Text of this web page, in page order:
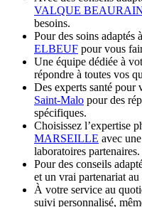
VALQUE
besoins.
Pour des soins adaptés
ELBEUF pour vous
Une équipe dédiée à
répondre à toutes vos
Des experts santé pour
Saint-Malo pour des
spécifiques.
Choisissez l’expertise
MARSEILLE avec
laboratoires partenaires.
Pour des conseils
et un vrai partenariat
À votre service au
suivi personnalisé,